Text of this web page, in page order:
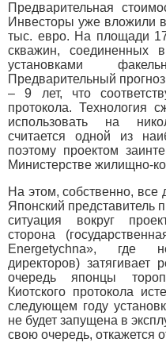
Предварительная
Инвесторы уже вложили
тыс. евро. На площади
скважин, соединенных
установками
Предварительный
– 9 лет, что
протокола. Технология
использовать на
считается одной из
поэтому проектом
Министерстве жилищно-
На этом, собственно, все
Японский представитель
ситуация вокруг
сторона
Energetychna», где
директоров)
очередь японцы
Киотского протокола
следующем году
не будет запущена в
свою очередь, откажется